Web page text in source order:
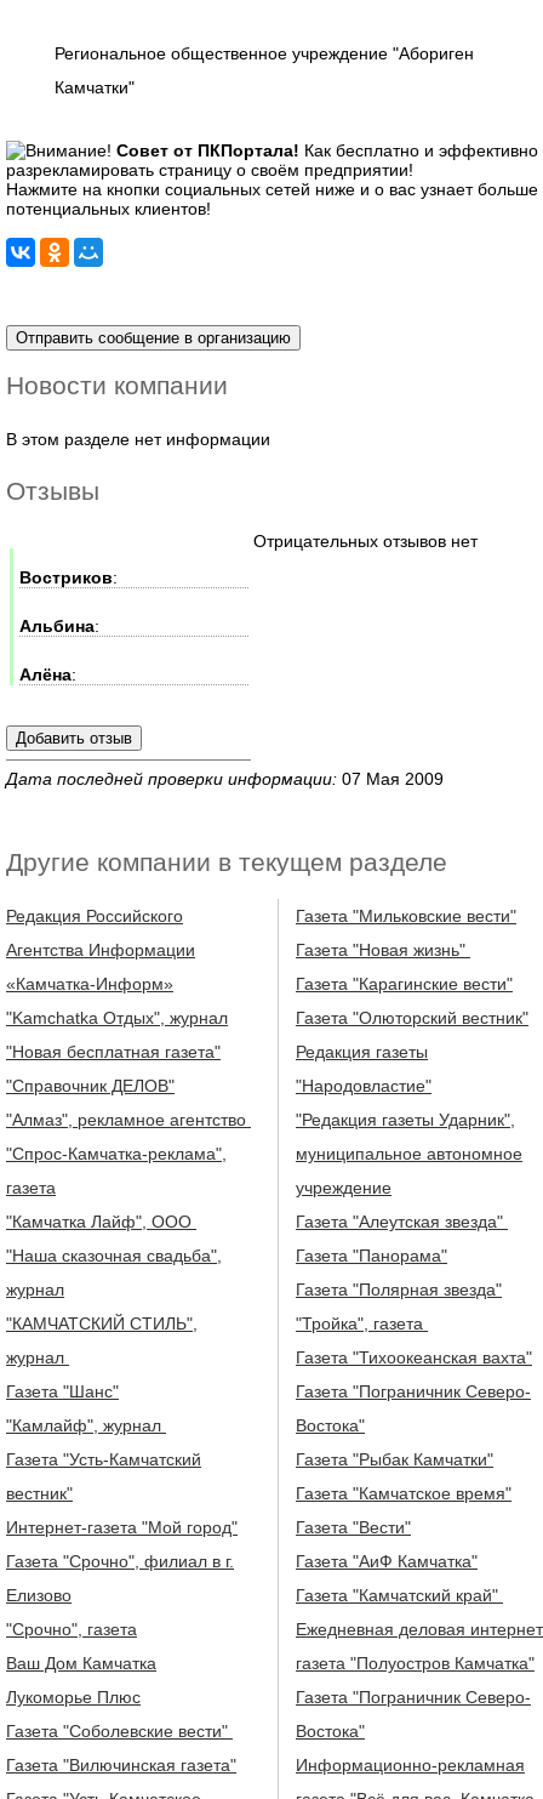
Региональное общественное учреждение "Абориген
Камчатки"
Совет от ПКПортала! Как бесплатно и эффективно
разрекламировать страницу о своём предприятии!
Нажмите на кнопки социальных сетей ниже и о вас узнает больше
потенциальных клиентов!
Новости компании
В этом разделе нет информации
Отзывы
Востриков:
Альбина:
Алёна:
Отрицательных отзывов нет
Дата последней проверки информации: 07 Мая 2009
Другие компании в текущем разделе
Редакция Российского
Агентства Информации
«Камчатка-Информ»
"Kamchatka Отдых", журнал
"Новая бесплатная газета"
"Справочник ДЕЛОВ"
"Алмаз", рекламное агентство
"Спрос-Камчатка-реклама",
газета
"Камчатка Лайф", ООО
"Наша сказочная свадьба",
журнал
"КАМЧАТСКИЙ СТИЛЬ",
журнал
Газета "Шанс"
"Камлайф", журнал
Газета "Усть-Камчатский
вестник"
Интернет-газета "Мой город"
Газета "Срочно", филиал в г.
Елизово
"Срочно", газета
Ваш Дом Камчатка
Лукоморье Плюс
Газета "Соболевские вести"
Газета "Вилючинская газета"
Газета "Мильковские вести"
Газета "Новая жизнь"
Газета "Карагинские вести"
Газета "Олюторский вестник"
Редакция газеты
"Народовластие"
"Редакция газеты Ударник",
муниципальное автономное
учреждение
Газета "Алеутская звезда"
Газета "Панорама"
Газета "Полярная звезда"
"Тройка", газета
Газета "Тихоокеанская вахта"
Газета "Пограничник Северо-
Востока"
Газета "Рыбак Камчатки"
Газета "Камчатское время"
Газета "Вести"
Газета "АиФ Камчатка"
Газета "Камчатский край"
Ежедневная деловая интернет
газета "Полуостров Камчатка"
Газета "Пограничник Северо-
Востока"
Информационно-рекламная